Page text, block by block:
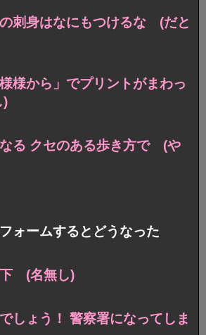
刺身はなにもつけるな (だと
様から」でプリントがまわっ
)
る クセのある歩き方で (や
ォームするとどうなった
下 (名無し)
しょう！ 警察署になってしま